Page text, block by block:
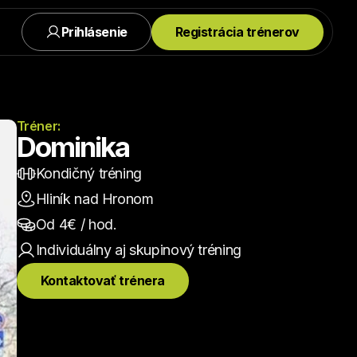
Tréner:
Dominika
Kondičný tréning
Hliník nad Hronom
Od 4€ / hod.
Individuálny aj skupinový tréning
Kontaktovať trénera
Prihlásenie Registrácia trénerov